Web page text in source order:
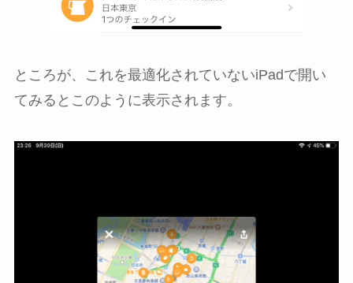
ところが、これを最適化されていないiPadで開い
てみるとこのように表示されます。